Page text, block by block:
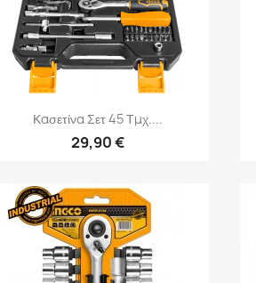
Γρήγορη προβολή
Κασετίνα Σετ 45 Τμχ....
29,90 €